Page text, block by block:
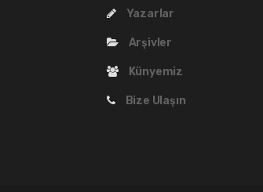
Yazarlar
Arşivler
Künyemiz
Bize Ulaşın